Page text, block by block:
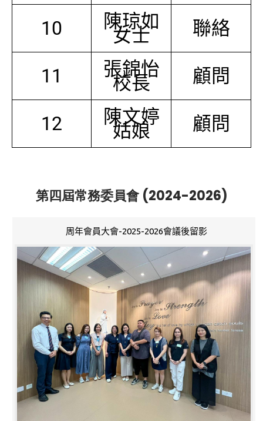
10 陳琼如
女士 聯絡
11 張錦怡
校長 顧問
12 陳文婷
姑娘 顧問
第四屆常務委員會 (2024-2026)
周年會員大會-2025-2026會議後留影